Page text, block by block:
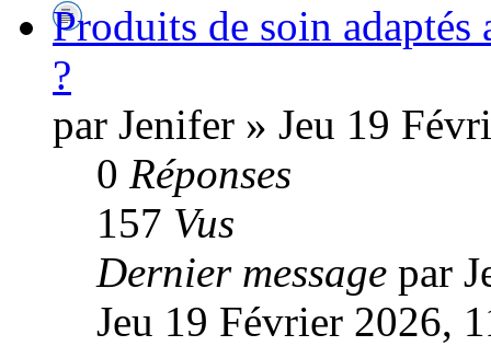
Produits de soin
?
par Jenifer » Jeu 19
0 Réponses
157 Vus
Dernier message par
Jeu 19 Février 2026,